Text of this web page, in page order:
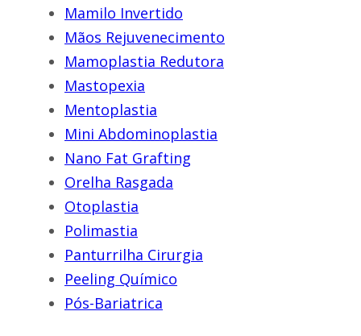
Mamilo Invertido
Mãos Rejuvenecimento
Mamoplastia Redutora
Mastopexia
Mentoplastia
Mini Abdominoplastia
Nano Fat Grafting
Orelha Rasgada
Otoplastia
Polimastia
Panturrilha Cirurgia
Peeling Químico
Pós-Bariatrica